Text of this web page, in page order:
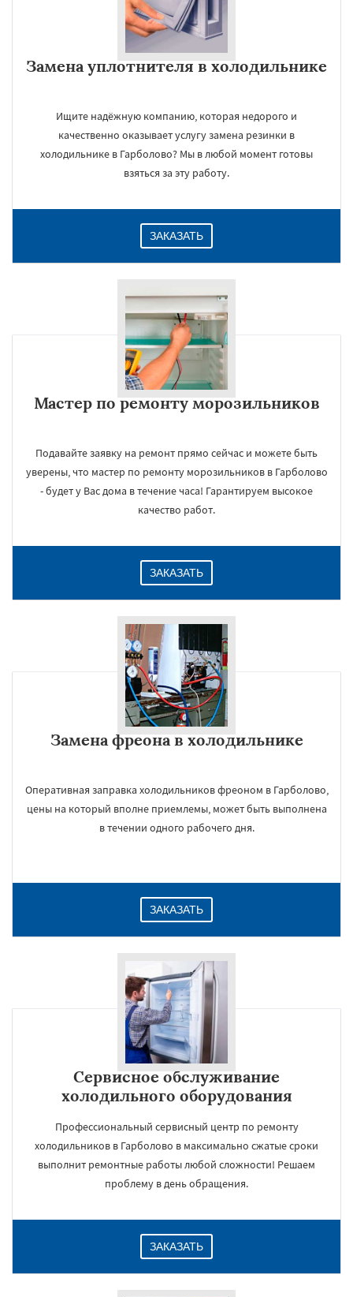
Замена уплотнителя в холодильнике
Ищите надёжную компанию, которая недорого и
качественно оказывает услугу замена резинки в
холодильнике в Гарболово? Мы в любой момент готовы
взяться за эту работу.
ЗАКАЗАТЬ
Мастер по ремонту морозильников
Подавайте заявку на ремонт прямо сейчас и можете быть
уверены, что мастер по ремонту морозильников в Гарболово
- будет у Вас дома в течение часа! Гарантируем высокое
качество работ.
ЗАКАЗАТЬ
Замена фреона в холодильнике
Оперативная заправка холодильников фреоном в Гарболово,
цены на который вполне приемлемы, может быть выполнена
в течении одного рабочего дня.
ЗАКАЗАТЬ
Сервисное обслуживание
холодильного оборудования
Профессиональный сервисный центр по ремонту
холодильников в Гарболово в максимально сжатые сроки
выполнит ремонтные работы любой сложности! Решаем
проблему в день обращения.
ЗАКАЗАТЬ
×
Даю согласие на обработку персональных данных